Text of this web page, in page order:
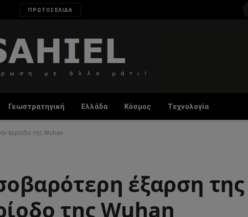
ΠΡΩΤΟΣΕΛΙΔΑ
Γεωστρατηγική Ελλάδα Κόσμος Τεχνολογία
περίοδο της Wuhan
έξαρση της
της Wuhan